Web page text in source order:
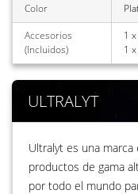
Color
Accesorios
(Incluidos)
1
1
ULTRALYT
Ultralyt es una
productos de gama
por todo el mundo